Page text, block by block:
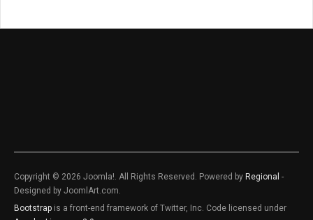
Copyright © 2026 Joomla!. All Rights Reserved. Powered by Regional -
Designed by JoomlArt.com.
Bootstrap is a front-end framework of Twitter, Inc. Code licensed under